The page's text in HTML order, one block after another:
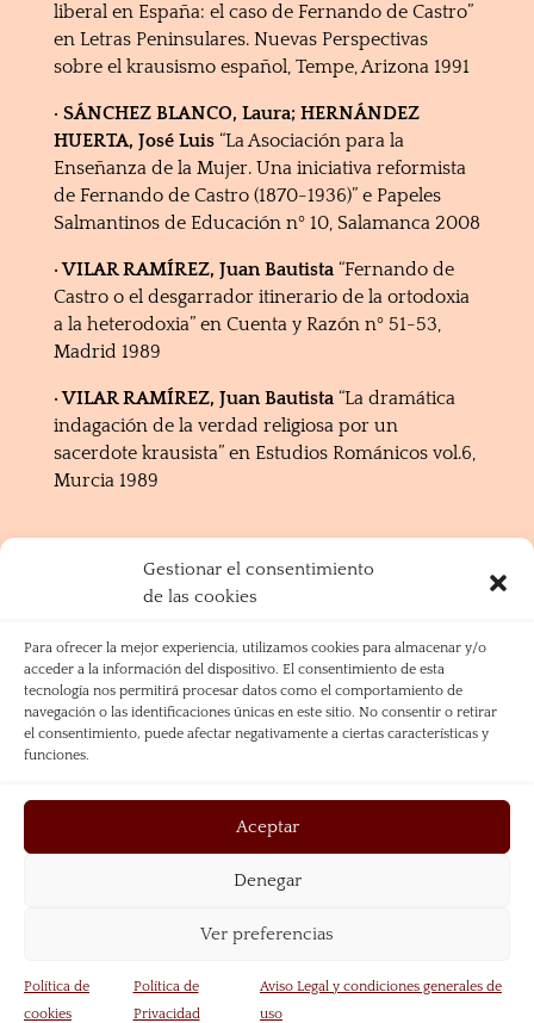
Gestionar el consentimiento
de las cookies
Para ofrecer la mejor experiencia, utilizamos cookies para almacenar y/o
acceder a la información del dispositivo. El consentimiento de esta
tecnología nos permitirá procesar datos como el comportamiento de
navegación o las identificaciones únicas en este sitio. No consentir o retirar
el consentimiento, puede afectar negativamente a ciertas características y
funciones.
Aceptar
Denegar
Ver preferencias
Política de
cookies
Política de
Privacidad
Aviso Legal y condiciones generales de
uso
liberal en España: el caso de Fernando de Castro”
en Letras Peninsulares. Nuevas Perspectivas
sobre el krausismo español, Tempe, Arizona 1991
· SÁNCHEZ BLANCO, Laura; HERNÁNDEZ
HUERTA, José Luis “La Asociación para la
Enseñanza de la Mujer. Una iniciativa reformista
de Fernando de Castro (1870-1936)” e Papeles
Salmantinos de Educación nº 10, Salamanca 2008
· VILAR RAMÍREZ, Juan Bautista “Fernando de
Castro o el desgarrador itinerario de la ortodoxia
a la heterodoxia” en Cuenta y Razón nº 51-53,
Madrid 1989
· VILAR RAMÍREZ, Juan Bautista “La dramática
indagación de la verdad religiosa por un
sacerdote krausista” en Estudios Románicos vol.6,
Murcia 1989
Juan José Moreno y Casanova
Archivero-Bibliotecario de la Fundación
Fernando de Castro – A.E.M
Política de Privacidad
Página web diseñada por Mariano Redondo +El
Diseñosaurio